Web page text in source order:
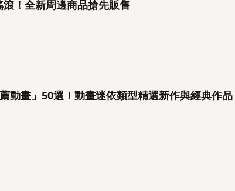
！全新周邊商品搶先販售
動畫」50選！動畫迷依類型精選新作與經典作品